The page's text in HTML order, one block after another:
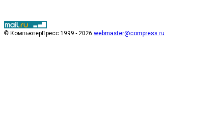
© КомпьютерПресс 1999 - 2026 webmaster@compress.ru